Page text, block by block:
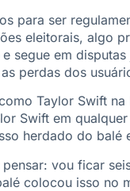
para ser
eleitorais, algo
segue em
perdas dos
Taylor Swift
Swift em
herdado do balé
vou ficar
colocou isso no